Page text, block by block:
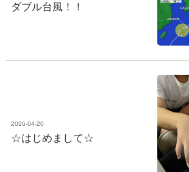
ダブル台風！！
2026-04-20
☆はじめまして☆